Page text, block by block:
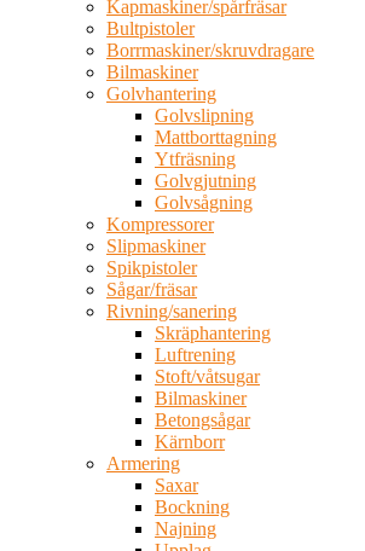
Kapmaskiner/spårfräsar
Bultpistoler
Borrmaskiner/skruvdragare
Bilmaskiner
Golvhantering
Golvslipning
Mattborttagning
Ytfräsning
Golvgjutning
Golvsågning
Kompressorer
Slipmaskiner
Spikpistoler
Sågar/fräsar
Rivning/sanering
Skräphantering
Luftrening
Stoft/våtsugar
Bilmaskiner
Betongsågar
Kärnborr
Armering
Saxar
Bockning
Najning